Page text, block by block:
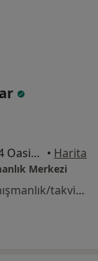
Altay Mahallesi Söğüt Caddesi No:14 Oasis Tower Blok:B Kat:10 Daire:81 Eryaman, Ankara • Harita
Merkezi
Bu uzman ilgili adres için online danışmanlık/takvim sunmuyor.